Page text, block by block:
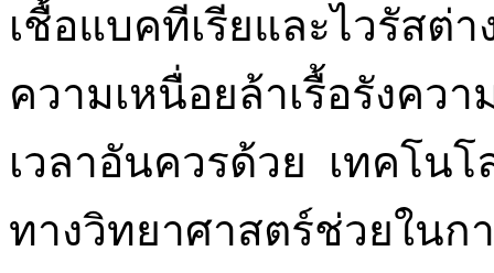
เชื้อแบคทีเรียและไวรัสต่
ความเหนื่อยล้าเรื้อรังคว
เวลาอันควรด้วย เทคโน
ทางวิทยาศาสตร์ช่วยในก